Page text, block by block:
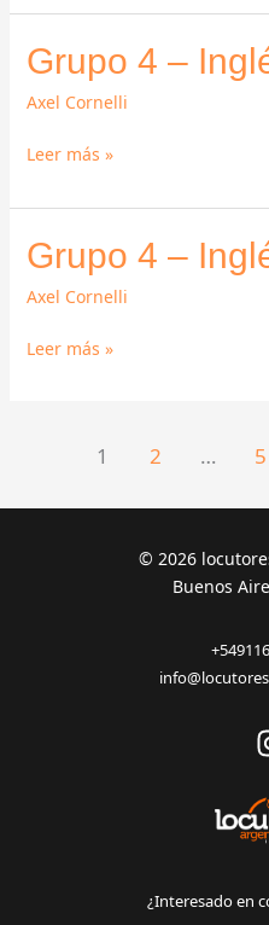
Grupo 4 –
Axel Cornelli
Grupo
–
–
Leer más »
Grupo 4 –
Axel Cornelli
Grupo
4
–
–
Leer más »
1 2 … 5
© 2026
Buenos
¿Interesado en